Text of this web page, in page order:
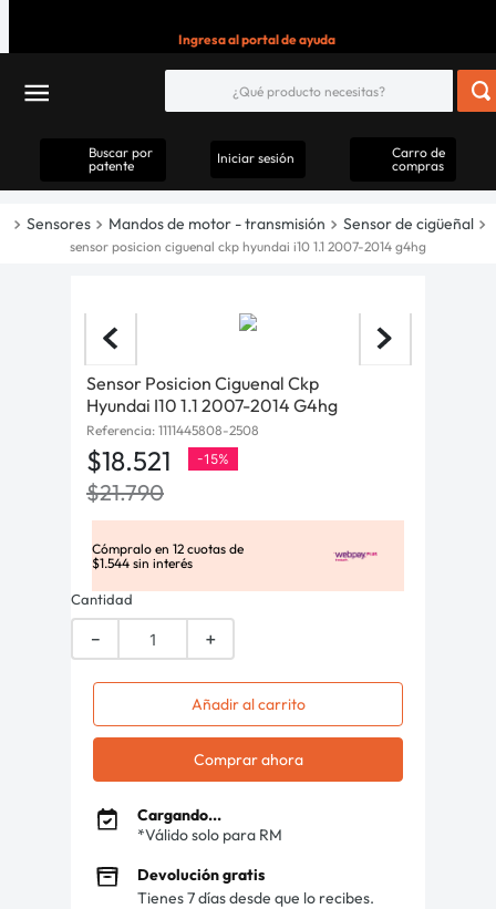
Ingresa al portal de ayuda
Buscar por
patente
Iniciar sesión
Carro de
compras
Sensores Mandos de motor - transmisión Sensor de cigüeñal
sensor posicion ciguenal ckp hyundai i10 1.1 2007-2014 g4hg
Sensor Posicion Ciguenal Ckp
Hyundai I10 1.1 2007-2014 G4hg
Referencia: 1111445808-2508
$18.521 -15%
$21.790
Cómpralo en 12 cuotas de
$1.544 sin interés
Cantidad
＋
－
Añadir al carrito
Comprar ahora
Cargando...
*Válido solo para RM
Devolución gratis
Tienes 7 días desde que lo recibes.